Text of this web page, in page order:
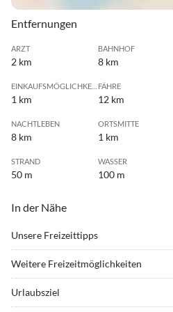
Entfernungen
ARZT
2 km
BAHNHOF
8 km
1 km
FÄHRE
12 km
NACHTLEBEN
8 km
ORTSMITTE
1 km
STRAND
50 m
WASSER
100 m
In der Nähe
Unsere Freizeittipps
• Drachenfliegen
• Fussball •
Weitere Freizeitmöglichkeiten
Urlaubsziel